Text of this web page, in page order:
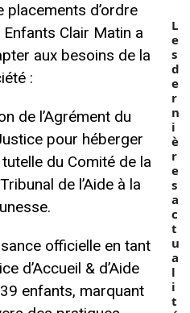
placements d’ordre
Clair Matin a
aux besoins de la
:
de l’Agrément du
pour héberger
du Comité de la
de l’Aide à la
officielle en tant
d’Accueil & d’Aide
enfants, marquant
L
e
s
d
e
r
n
i
è
r
e
s
a
c
t
u
a
l
i
t